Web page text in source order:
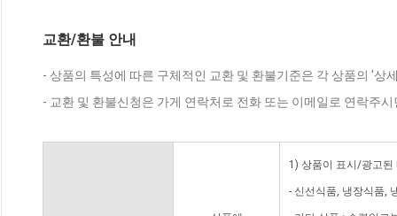
교환/환불 안내
- 상품의 특성에 따른 구체적인 교환 및 환불기준은 각 상품의 '상
- 교환 및 환불신청은 가게 연락처로 전화 또는 이메일로 연락주
1) 상품이 표시/광고된
- 신선식품, 냉장식품,